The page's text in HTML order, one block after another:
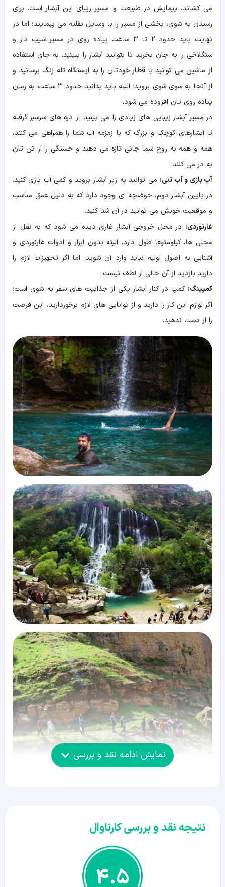
می کشاند، پیمایش در طبیعت و مسیر زیبای این آبشار است. برای
رسیدن به شوی، بخشی از مسیر را با وسایل نقلیه می پیمایید؛ اما در
نهایت باید حدود 2 تا 3 ساعت پیاده روی در مسیر شیب دار و
سنگلاخی را به جان بخرید تا بتوانید آبشار را ببینید. به جای استفاده
از ماشین می توانید با قطار خودتان را به ایستگاه تله زنگ برسانید و
از آنجا به سوی شوی بروید؛ البته باید بدانید حدود 3 ساعت به زمان
پیاده روی تان افزوده می شود.
در مسیر آبشار زیبایی های زیادی را می بینید؛ از دره های سرسبز گرفته
تا آبشارهای کوچک و بزرگ که با زمزمه آب شما را همراهی می کنند،
همه و همه به روح شما جانی تازه می دهند و خستگی را از تن تان
به در می کنند.
آب بازی و آب تنی: می توانید به زیر آبشار بروید و کمی آب بازی کنید.
در پایین آبشار دوم، حوضچه ای وجود دارد که به دلیل عمق مناسب
و موقعیت خوبش می توانید در آن شنا کنید.
غارنوردی: در محل خروجی آبشار غاری دیده می شود که به نقل از
محلی ها، کیلومترها طول دارد. البته بدون ابزار و ادوات غارنوردی و
آشنایی به اصول اولیه نباید وارد آن شوید؛ اما اگر تجهیزات لازم را
دارید بازدید از آن خالی از لطف نیست.
کمپینگ: کمپ در کنار آبشار یکی از جذابیت های سفر به شوی است؛
اگر لوازم این کار را دارید و از توانایی های لازم برخوردارید، این فرصت
را از دست ندهید.
نمایش ادامه نقد و بررسی
نتیجه نقد و بررسی کارناوال
4.5